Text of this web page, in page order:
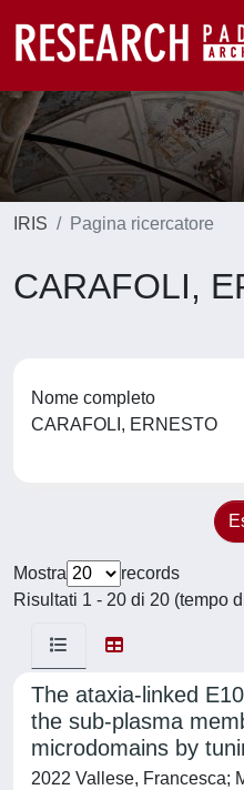
IRIS Pagina ricercatore
CARAFOLI,
Nome completo
CARAFOLI, ERNESTO
Mostra
records
Risultati 1 - 20 di 20 (tempo
The ataxia-linked
the sub-plasma
microdomains by
2022 Vallese, Francesca;